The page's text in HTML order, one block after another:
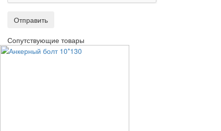
Отправить
Сопутствующие товары